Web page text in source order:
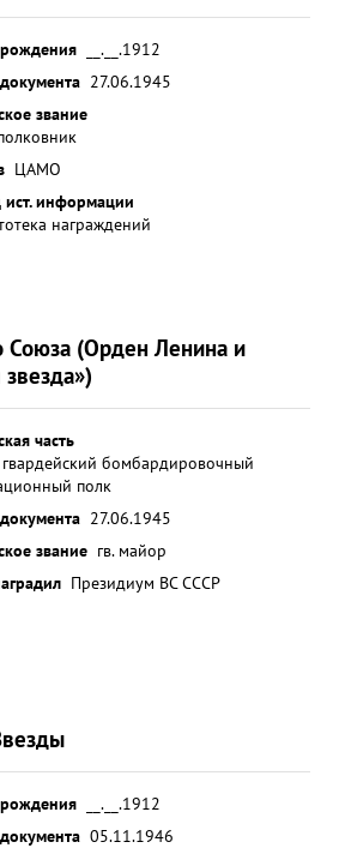
__.__.1912
27.06.1945
звание
ЦАМО
информации
награждений
Союза (Орден Ленина и
часть
бомбардировочный
полк
27.06.1945
звание гв. майор
Президиум ВС СССР
__.__.1912
05.11.1946